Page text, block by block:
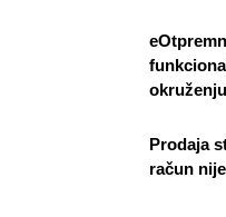
okruženju
Prodaja
račun